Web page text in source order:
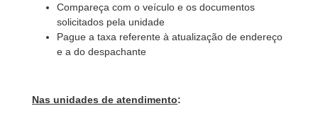
Compareça com o veículo e os documentos
solicitados pela unidade
Pague a taxa referente à atualização de endereço
e a do despachante
Nas unidades de atendimento: